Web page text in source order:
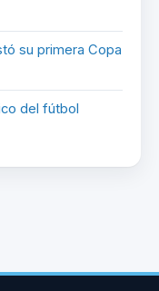
su primera Copa
del fútbol